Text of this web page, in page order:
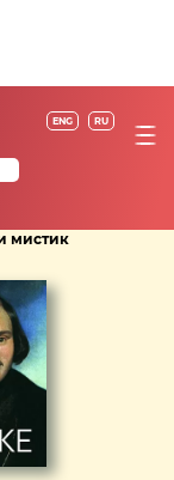
ENG RU
мистик